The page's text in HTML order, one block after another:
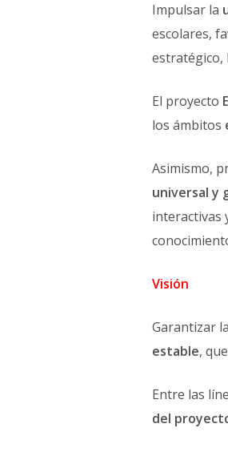
Impulsar la
escolares,
estratégico,
El proyecto
los ámbitos
Asimismo,
universal y
interactivas
Visión
Garantizar la
estable,
Entre las
del